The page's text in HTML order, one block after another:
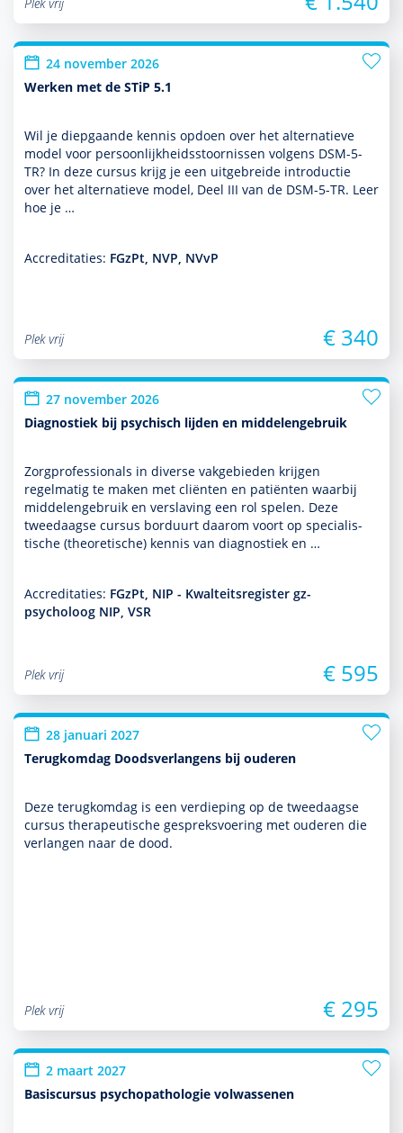
24 november 2026
Werken met de STiP 5.1
Wil je diepgaande kennis opdoen over het alternatieve
model voor per­soon­lijk­heids­stoor­nissen volgens DSM-5-
TR? In deze cursus krijg je een uit­ge­breide intro­ductie
over het alternatieve model, Deel III van de DSM-5-TR. Leer
hoe je …
Accreditaties: FGzPt, NVP, NVvP
Plek vrij € 340
27 november 2026
Diagnostiek bij psychisch lijden en middelengebruik
Zorgprofessionals in diverse vakgebieden krijgen
regelmatig te maken met cliënten en patiënten waarbij
mid­delen­ge­bruik en ver­sla­ving een rol spelen. Deze
tweedaagse cursus borduurt daarom voort op specialis­
tische (theore­tische) kennis van diag­nos­tiek en …
Accreditaties: FGzPt, NIP - Kwalteitsregister gz-
psycholoog NIP, VSR
Plek vrij € 595
28 januari 2027
Terugkomdag Doodsverlangens bij ouderen
Deze terug­kom­dag is een verdieping op de tweedaagse
cursus thera­peu­tische gespreksvoering met ouderen die
verlangen naar de dood.
Plek vrij € 295
2 maart 2027
Basiscursus psychopathologie volwassenen